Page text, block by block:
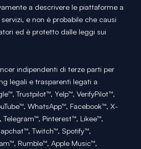
a descrivere le piattaforme a
e non è probabile che causi
ed è protetto dalle leggi sui
indipendenti di terze parti per
legali e trasparenti legati a
Trustpilot™, Yelp™, VerifyPilot™,
WhatsApp™, Facebook™, X-
Pinterest™, Likee™,
Twitch™, Spotify™,
Rumble™, Apple Music™,